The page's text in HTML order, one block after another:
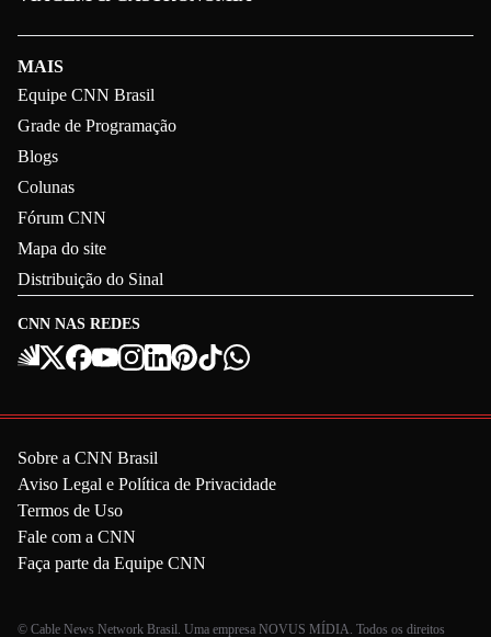
CNN NAS REDES
MAIS
Equipe CNN Brasil
Grade de Programação
Blogs
Colunas
Fórum CNN
Mapa do site
Distribuição do Sinal
Sobre a CNN Brasil
Aviso Legal e Política de Privacidade
Termos de Uso
Fale com a CNN
Faça parte da Equipe CNN
© Cable News Network Brasil. Uma empresa NOVUS MÍDIA. Todos os direitos